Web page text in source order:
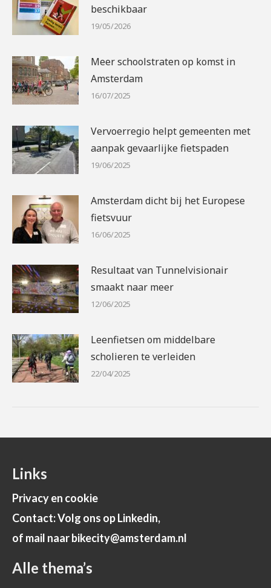
beschikbaar
19/05/2026
Meer schoolstraten op komst in
Amsterdam
16/07/2025
Vervoerregio helpt gemeenten met
aanpak gevaarlijke fietspaden
19/06/2025
Amsterdam dicht bij het Europese
fietsvuur
16/06/2025
Resultaat van Tunnelvisionair
smaakt naar meer
12/06/2025
Leenfietsen om middelbare
scholieren te verleiden
22/04/2025
Links
Privacy en cookie
Contact: Volg ons op Linkedin,
of mail naar bikecity@amsterdam.nl
Alle thema’s